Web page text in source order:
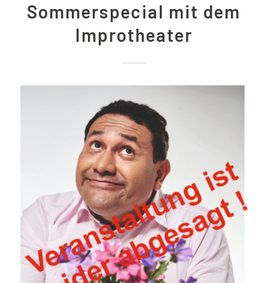
Sommerspecial mit dem
Improtheater